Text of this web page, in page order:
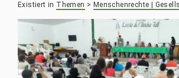
Existiert in Themen > Menschenrechte |